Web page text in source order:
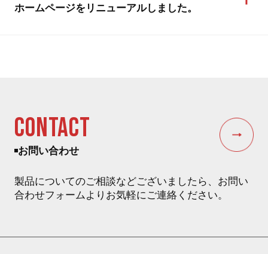
ホームページをリニューアルしました。
CONTACT
お問い合わせ
製品についてのご相談などございましたら、お問い
合わせフォームよりお気軽にご連絡ください。